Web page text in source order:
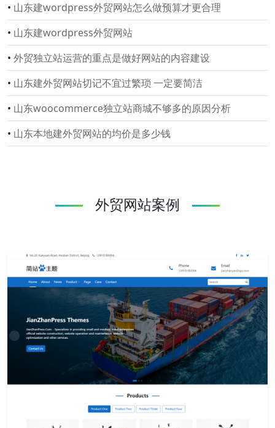
• 山东建wordpress外贸网站怎么做预算才更合理
• 山东建wordpress外贸网站
• 外贸独立站运营的重点是做好网站的内容建设
• 山东建外贸网站切记不宜过繁琐 一定要简洁
• 山东woocommerce独立站商城不够多的原因分析
• 山东本地建外贸网站的均价是多少钱
外贸网站案例